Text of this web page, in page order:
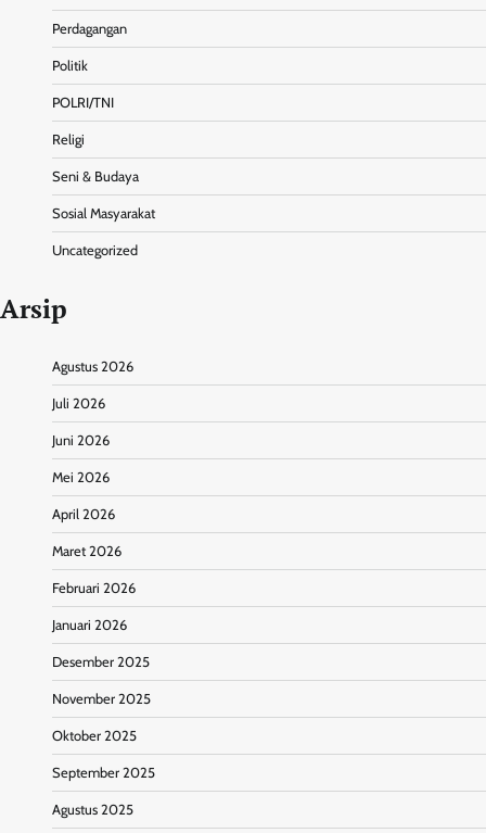
Perdagangan
Politik
POLRI/TNI
Religi
Seni & Budaya
Sosial Masyarakat
Uncategorized
Arsip
Agustus 2026
Juli 2026
Juni 2026
Mei 2026
April 2026
Maret 2026
Februari 2026
Januari 2026
Desember 2025
November 2025
Oktober 2025
September 2025
Agustus 2025